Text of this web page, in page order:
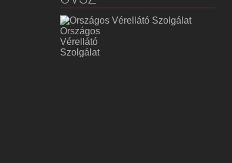
Országos
Vérellátó
Szolgálat